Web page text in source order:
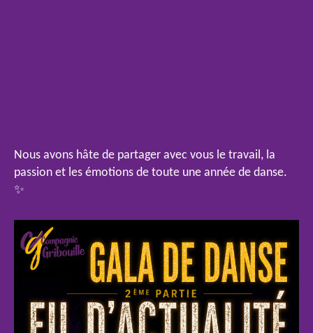
Nous avons hâte de partager avec vous le travail, la
passion et les émotions de toute une année de danse.
✨